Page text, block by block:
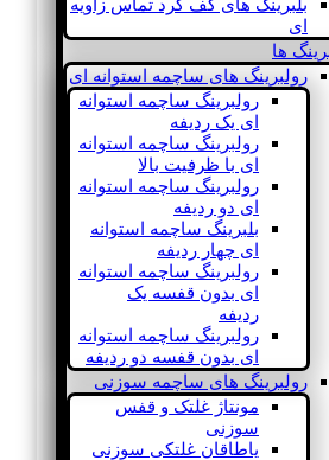
بلبرینگ های کف گرد تماس زاویه
ای
ها
رولبرینگ های ساچمه استوانه ای
رولبرینگ ساچمه استوانه
ای یک ردیفه
رولبرینگ ساچمه استوانه
ای با ظرفیت بالا
رولبرینگ ساچمه استوانه
ای دو ردیفه
بلبرینگ ساچمه استوانه
ای چهار ردیفه
رولبرینگ ساچمه استوانه
ای بدون قفسه یک
ردیفه
رولبرینگ ساچمه استوانه
ای بدون قفسه دو ردیفه
رولبرینگ های ساچمه سوزنی
مونتاژ غلتک و قفس
سوزنی
یاطاقان غلتکی سوزنی